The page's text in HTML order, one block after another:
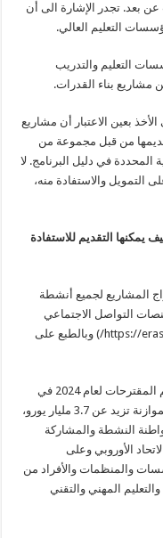
عن بعد. تجدر الإشارة الى أن
التعليم العالي.
التعليم والتدريب
مشاريع بناء القدرات.
بعين الاعتبار أن مشاريع
من قبل مجموعة من
المحددة في دليل البرنامج. لا
والاستفادة منه،
التقديم للاستفادة
المشاريع لجميع أنشطة
التواصل الاجتماعي
لبرنامج إراسموس+ (https://erasmus-plus.ec.europa.eu/) وبالطبع على
أطلقت المفوضية الأوروبية بالفعل دعوة لتقديم المقترحات لعام 2024 في
إطار برنامج إراسموس+ في 28 نوفمبر 2023.بموازنة تزيد عن 3.7 مليار يورو،
النشطة والمشاركة
الأوروبي وعلى
والمنظمات والأفراد من
المهني والتقني